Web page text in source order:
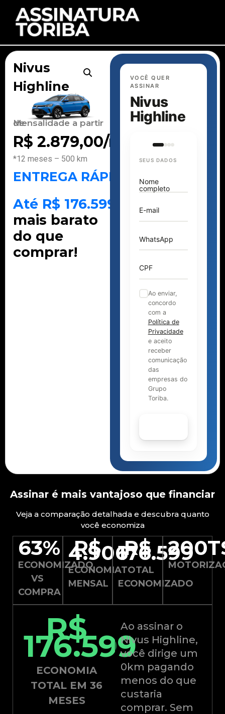
Nivus
Highline
Mensalidade a partir de
R$ 2.879,00/mês
*12 meses – 500 km
ENTREGA RÁPIDA
Até R$ 176.599
mais barato
do que
comprar!
VOCÊ QUER
ASSINAR
Nivus
Highline
SEUS DADOS
Nome
completo
E-mail
WhatsApp
CPF
Ao enviar,
concordo
com a
Política de
Privacidade
e aceito
receber
comunicação
das
empresas do
Grupo
Toriba.
Assinar é mais vantajoso que financiar
Veja a comparação detalhada e descubra quanto
você economiza
63%
ECONOMIZADO
VS
COMPRA
R$
4.906
ECONOMIA
MENSAL
R$
176.599
TOTAL
ECONOMIZADO
R$
176.599
ECONOMIA
TOTAL EM 36
MESES
Ao assinar o
Nivus Highline,
você dirige um
0km pagando
menos do que
custaria
comprar. Sem